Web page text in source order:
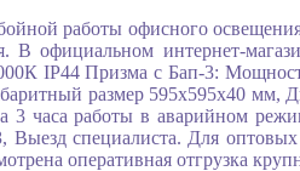
работы офисного
В официальном интернет-
IP44 Призма с Бап-3:
размер 595x595x40 мм,
3 часа работы в аварийном
специалиста. Для
оперативная отгрузка